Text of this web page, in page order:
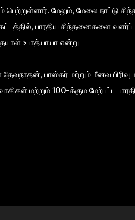
பெற்றுள்ளார். மேலும், மேலை நாட்டு
பாரதிய சிந்தனைகளை
உபாத்யாயா என்று
பாஸ்கர் மற்றும் மீனவ பிரிவு
மற்றும் 100-க்கும மேற்பட்ட